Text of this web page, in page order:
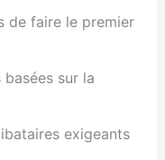
de faire le premier
sur la
exigeants